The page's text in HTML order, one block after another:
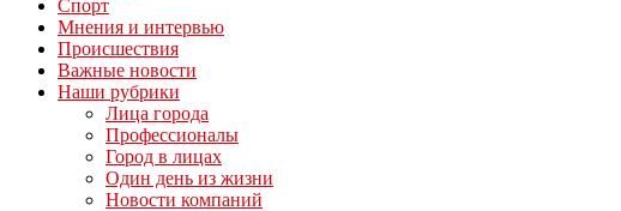
Спорт
Мнения и интервью
Происшествия
Важные новости
Наши рубрики
Лица города
Профессионалы
Город в лицах
Один день из жизни
Новости компаний